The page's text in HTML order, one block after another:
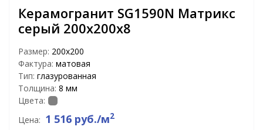
Керамогранит SG1590N Матрикс
серый 200х200х8
Размер: 200x200
Фактура: матовая
Тип: глазурованная
Толщина: 8 мм
Цвета:
Цена: 1 516 руб./м2